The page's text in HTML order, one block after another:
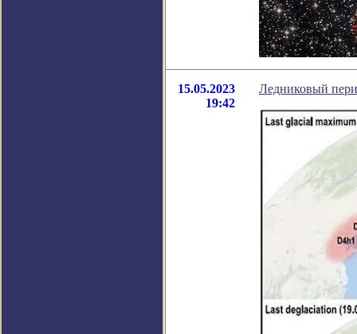
15.05.2023
19:42
Ледниковый